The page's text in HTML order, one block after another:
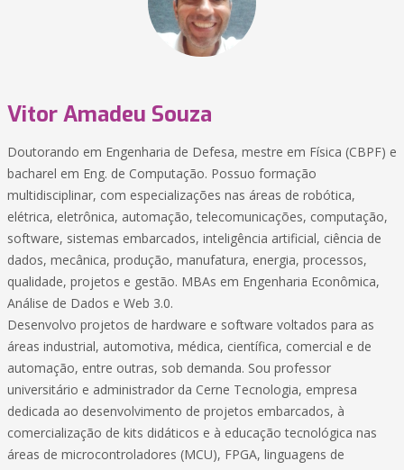
Vitor Amadeu Souza
Doutorando em Engenharia de Defesa, mestre em Física (CBPF) e
bacharel em Eng. de Computação. Possuo formação
multidisciplinar, com especializações nas áreas de robótica,
elétrica, eletrônica, automação, telecomunicações, computação,
software, sistemas embarcados, inteligência artificial, ciência de
dados, mecânica, produção, manufatura, energia, processos,
qualidade, projetos e gestão. MBAs em Engenharia Econômica,
Análise de Dados e Web 3.0.
Desenvolvo projetos de hardware e software voltados para as
áreas industrial, automotiva, médica, científica, comercial e de
automação, entre outras, sob demanda. Sou professor
universitário e administrador da Cerne Tecnologia, empresa
dedicada ao desenvolvimento de projetos embarcados, à
comercialização de kits didáticos e à educação tecnológica nas
áreas de microcontroladores (MCU), FPGA, linguagens de